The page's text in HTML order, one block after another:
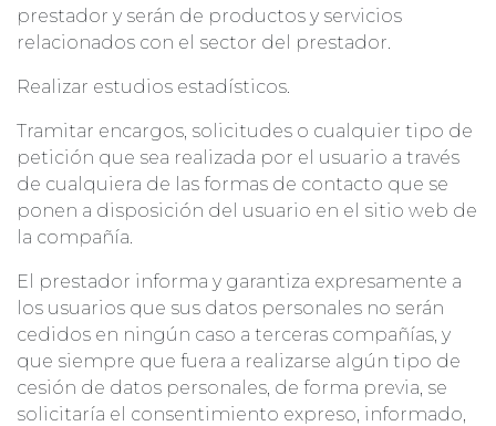
prestador y serán de productos y servicios
relacionados con el sector del prestador.
Realizar estudios estadísticos.
Tramitar encargos, solicitudes o cualquier tipo de
petición que sea realizada por el usuario a través
de cualquiera de las formas de contacto que se
ponen a disposición del usuario en el sitio web de
la compañía.
El prestador informa y garantiza expresamente a
los usuarios que sus datos personales no serán
cedidos en ningún caso a terceras compañías, y
que siempre que fuera a realizarse algún tipo de
cesión de datos personales, de forma previa, se
solicitaría el consentimiento expreso, informado,